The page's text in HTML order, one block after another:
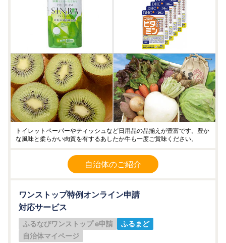
トイレットペーパーやティッシュなど日用品の品揃えが豊富です。豊か
な風味と柔らかい肉質を有するあしたか牛も一度ご賞味ください。
自治体のご紹介
ワンストップ特例オンライン申請
対応サービス
ふるなびワンストップ e申請
ふるまど
自治体マイページ